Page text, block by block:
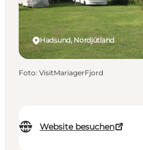
Website besuchen
Hadsund, Nordjütland
Foto: VisitMariagerFjord